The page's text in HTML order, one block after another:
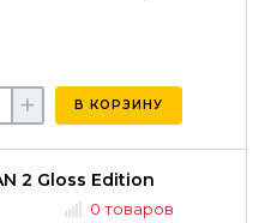
+ В КОРЗИНУ
2 Gloss Edition
0 товаров